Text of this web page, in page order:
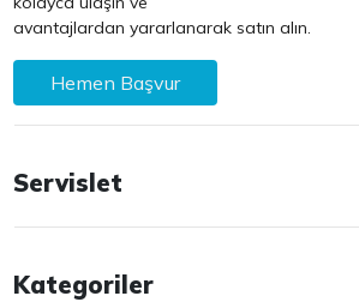
avantajlardan yararlanarak satın alın.
Hemen Başvur
Servislet
Kategoriler